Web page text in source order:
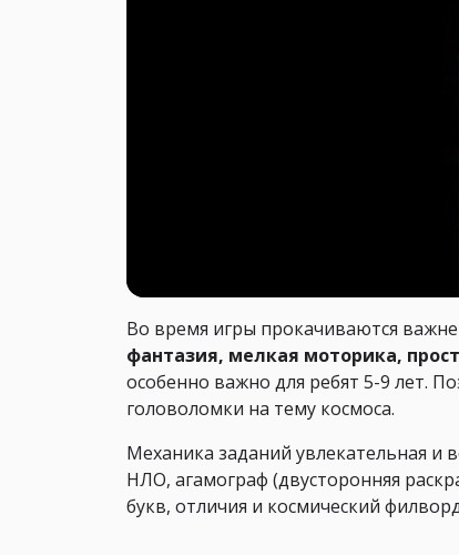
Во время игры прокачиваются
фантазия, мелкая моторика,
особенно важно для ребят 5-9 лет.
головоломки на тему космоса.
Механика заданий увлекательная и
НЛО, агамограф (двусторонняя
букв, отличия и космический